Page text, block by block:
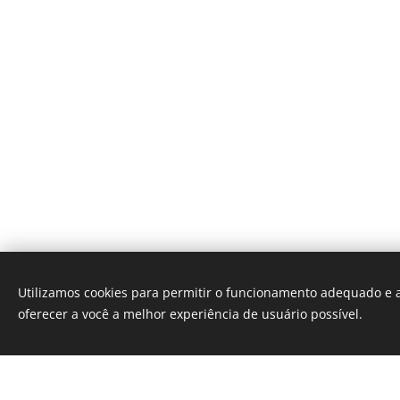
Utilizamos cookies para permitir o funcionamento adequado e
oferecer a você a melhor experiência de usuário possível.